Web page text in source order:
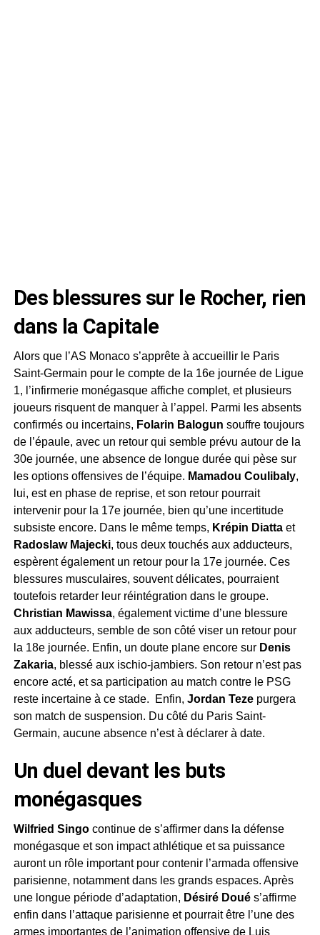
Des blessures sur le Rocher, rien
dans la Capitale
Alors que l’AS Monaco s’apprête à accueillir le Paris
Saint-Germain pour le compte de la 16e journée de Ligue
1, l’infirmerie monégasque affiche complet, et plusieurs
joueurs risquent de manquer à l’appel. Parmi les absents
confirmés ou incertains, Folarin Balogun souffre toujours
de l’épaule, avec un retour qui semble prévu autour de la
30e journée, une absence de longue durée qui pèse sur
les options offensives de l’équipe. Mamadou Coulibaly,
lui, est en phase de reprise, et son retour pourrait
intervenir pour la 17e journée, bien qu’une incertitude
subsiste encore. Dans le même temps, Krépin Diattaet
Radoslaw Majecki, tous deux touchés aux adducteurs,
espèrent également un retour pour la 17e journée. Ces
blessures musculaires, souvent délicates, pourraient
toutefois retarder leur réintégration dans le groupe.
Christian Mawissa, également victime d’une blessure
aux adducteurs, semble de son côté viser un retour pour
la 18e journée. Enfin, un doute plane encore sur Denis
Zakaria, blessé aux ischio-jambiers. Son retour n’est pas
encore acté, et sa participation au match contre le PSG
reste incertaine à ce stade. Enfin, Jordan Tezepurgera
son match de suspension. Du côté du Paris Saint-
Germain, aucune absence n’est à déclarer à date.
Un duel devant les buts
monégasques
Wilfried Singocontinue de s’affirmer dans la défense
monégasque et son impact athlétique et sa puissance
auront un rôle important pour contenir l’armada offensive
parisienne, notamment dans les grands espaces. Après
une longue période d’adaptation, Désiré Doués’affirme
enfin dans l’attaque parisienne et pourrait être l’une des
armes importantes de l’animation offensive de Luis